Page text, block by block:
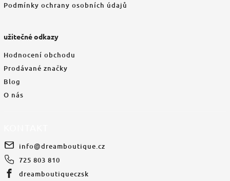
Podmínky ochrany osobních údajů
užitečné odkazy
Hodnocení obchodu
Prodávané značky
Blog
O nás
info@dreamboutique.cz
725 803 810
dreamboutiqueczsk